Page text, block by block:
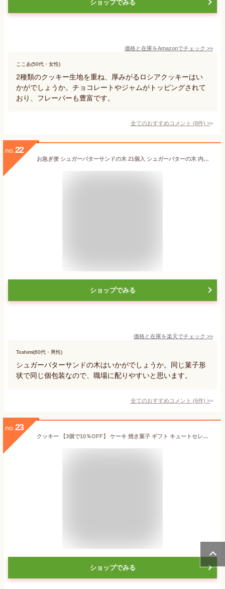
ショップでみる
価格と在庫をAmazonでチェック >>
ここあ(50代・女性)
2種類のクッキー生地を重ね、厚みがるロシアクッキーはい
かがでしょうか。チョコレートやジャムがトッピングされて
おり、フレーバーも豊富です。
全てのおすすめコメント (8件) >
no. 22
お急ぎ便 シュガーバターサンドの木 21個入 シュガーバターの木 内祝い お返し お菓子 菓子折り 銀のぶどう クッキー サンド 詰め合わせ ギフト 手土産 個包装 おやつ スイーツ 人気 プレゼント チョコレート菓子 退職 定番土産 おもたせ 挨拶 シリアル お配り用 自分用
ショップでみる
価格と在庫を楽天でチェック >>
Toshimi(60代・男性)
シュガーバターサンドの木はいかがでしょうか。同じ菓子形
状で同じ個包装なので、職場に配りやすいと思います。
全てのおすすめコメント (6件) >
no. 23
クッキー 【3個で10％OFF】 ケーキ 焼き菓子 ギフト キュートセレクション 洋菓子 ダンケ 出産内祝い 結婚内祝い 出産祝い お祝い お返し 香典返し 快気祝い 手土産 お菓子 スイーツ 人気 お得 個包装 おもたせ おいしい お供え お中元
ショップでみる